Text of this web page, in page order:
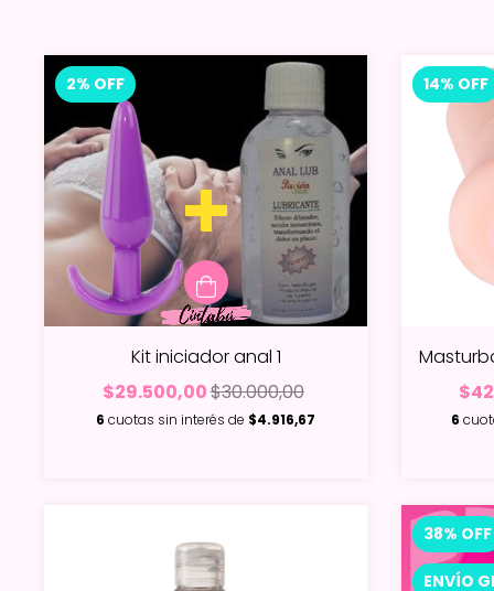
2% OFF
Kit iniciador anal 1
$29.500,00$30.000,00
6 cuotas sin interés de $4.916,67
14% OFF
6
38% OFF
ENVÍO